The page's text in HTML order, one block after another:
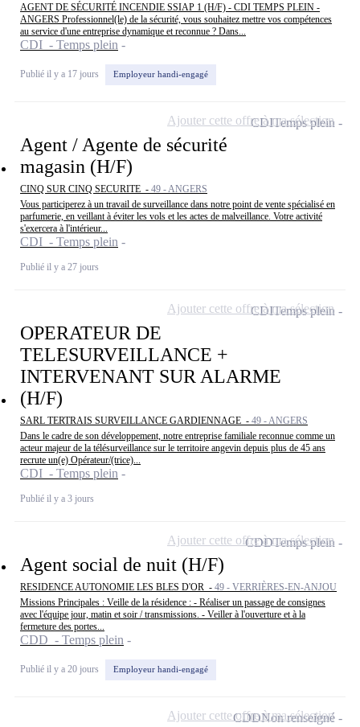
AGENT DE SÉCURITÉ INCENDIE SSIAP 1 (H/F) - CDI TEMPS PLEIN -
ANGERS Professionnel(le) de la sécurité, vous souhaitez mettre vos compétences
au service d'une entreprise dynamique et reconnue ? Dans...
CDI - Temps plein
Publié il y a 17 jours Employeur handi-engagé
Agent / Agente de sécurité
magasin (H/F)
CINQ SUR CINQ SECURITE - 49 - ANGERS
Vous participerez à un travail de surveillance dans notre point de vente spécialisé en
parfumerie, en veillant à éviter les vols et les actes de malveillance. Votre activité
s'exercera à l'intérieur...
CDI - Temps plein
Publié il y a 27 jours
CDITemps plein
Ajouter cette offre à ma sélection
OPERATEUR DE
TELESURVEILLANCE +
INTERVENANT SUR ALARME
(H/F)
SARL TERTRAIS SURVEILLANCE GARDIENNAGE - 49 - ANGERS
Dans le cadre de son développement, notre entreprise familiale reconnue comme un
acteur majeur de la télésurveillance sur le territoire angevin depuis plus de 45 ans
recrute un(e) Opérateur/(trice)...
CDI - Temps plein
Publié il y a 3 jours
CDITemps plein
Ajouter cette offre à ma sélection
Agent social de nuit (H/F)
RESIDENCE AUTONOMIE LES BLES D'OR - 49 - VERRIÈRES-EN-ANJOU
Missions Principales : Veille de la résidence : - Réaliser un passage de consignes
avec l'équipe jour, matin et soir / transmissions. - Veiller à l'ouverture et à la
fermeture des portes...
CDD - Temps plein
Publié il y a 20 jours Employeur handi-engagé
CDDTemps plein
Ajouter cette offre à ma sélection
CDDNon renseigné
Ajouter cette offre à ma sélection